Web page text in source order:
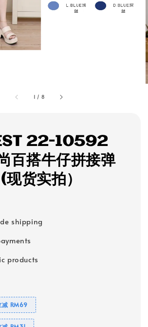
1 / 8
22-10592
百搭牛仔拼接弹
货实拍）
shipping
products
减 RM69